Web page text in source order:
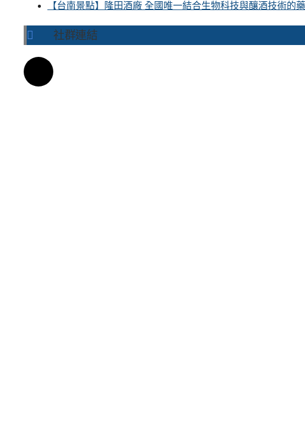
【台南景點】隆田酒廠 全國唯一結合生物科技與釀酒技術的
社群連結